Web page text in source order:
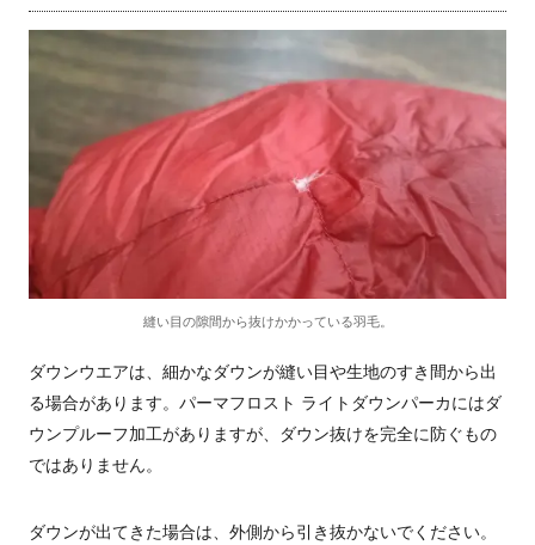
縫い目の隙間から抜けかかっている羽毛。
ダウンウエアは、細かなダウンが縫い目や生地のすき間から出
る場合があります。パーマフロスト ライトダウンパーカにはダ
ウンプルーフ加工がありますが、ダウン抜けを完全に防ぐもの
ではありません。
ダウンが出てきた場合は、外側から引き抜かないでください。